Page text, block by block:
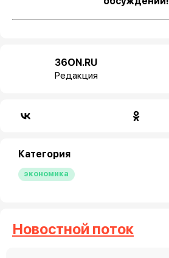
36ON.RU
Редакция
Категория
экономика
Новостной поток